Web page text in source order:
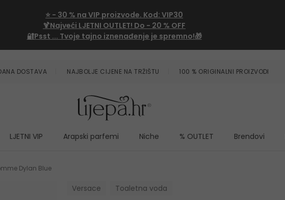
⭐ - 30 % na VIP proizvode. Kod: VIP30
🍹Najveći LJETNI OUTLET! Do - 20 % OFF
🔐Psst ... Tvoje tajno iznenađenje je spremno!🎁
DOSTAVA NAJBOLJE CIJENE NA TRŽIŠTU 100 % ORIGINALNI PROIZVODI
LJETNI VIP Arapski parfemi Niche % OUTLET Brendovi
Dylan Blue
Versace Toaletna voda